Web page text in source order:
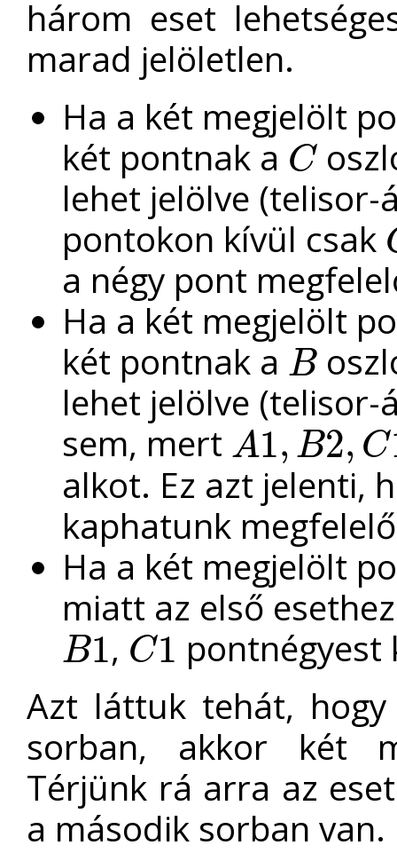
három eset
marad jelöletlen.
Ha a két megjelölt
két pontnak a C
C
lehet jelölve
pontokon kívül csak C
a négy pont
Ha a két megjelölt
két pontnak a B
B
lehet jelölve
sem, mert A1, B2, C
A1,B2 C 1
alkot. Ez azt jelenti,
kaphatunk
Ha a két megjelölt
miatt az első
B1
B1 , C1
C1
pontnégyest
Azt láttuk tehát,
sorban, akkor két
Térjünk rá arra az
a második sorban van.